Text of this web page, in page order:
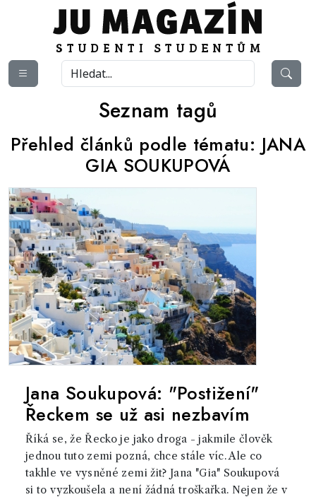
Seznam tagů
Přehled článků podle tématu: JANA
GIA SOUKUPOVÁ
Jana Soukupová: "Postižení"
Řeckem se už asi nezbavím
Říká se, že Řecko je jako droga - jakmile člověk
jednou tuto zemi pozná, chce stále víc. Ale co
takhle ve vysněné zemi žit? Jana "Gia" Soukupová
si to vyzkoušela a není žádná troškařka. Nejen že v